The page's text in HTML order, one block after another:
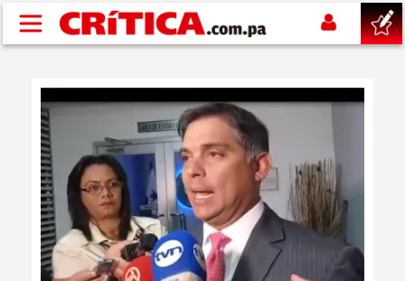
Pasar al contenido principal
SUCESOS
NACIONAL
POLÍTICA